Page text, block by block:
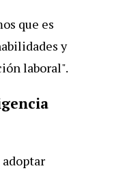
que es
y
laboral".
adoptar